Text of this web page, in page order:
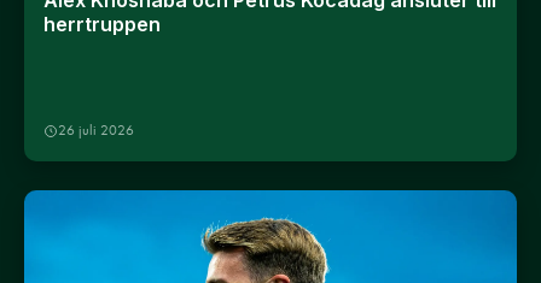
herrtruppen
26 juli 2026